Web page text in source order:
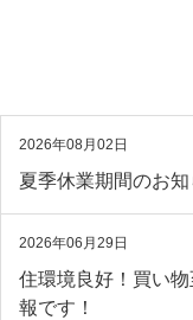
2026年08月02日
夏季休業期間のお
2026年06月29日
住環境良好！買い
報です！